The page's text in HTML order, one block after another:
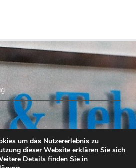
um das Nutzererlebnis zu
dieser Website erklären Sie sich
Details finden Sie in